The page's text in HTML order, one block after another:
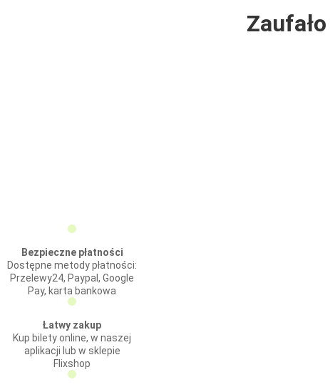
Bezpieczne płatności
Dostępne metody płatności:
Przelewy24, Paypal, Google
Pay, karta bankowa
Łatwy zakup
Kup bilety online, w naszej
aplikacji lub w sklepie
Flixshop